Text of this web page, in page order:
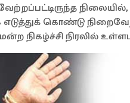
எடுத்துக் கொண்டு
நிகழ்ச்சி நிரலில்